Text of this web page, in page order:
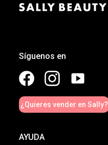
Síguenos en
¿Quieres vender en Sally?
AYUDA